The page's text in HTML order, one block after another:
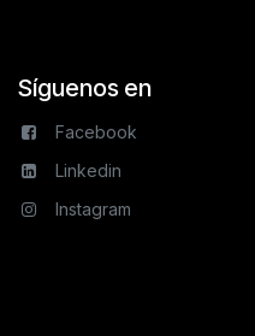
Síguenos en
Facebook
Linkedin
Instagram